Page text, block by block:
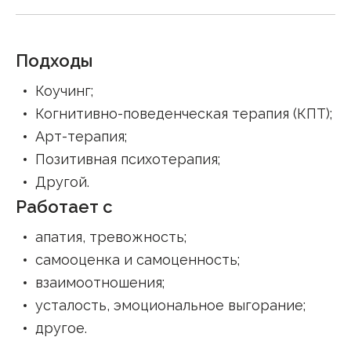
Подходы
Коучинг;
Когнитивно-поведенческая терапия (КПТ);
Арт-терапия;
Позитивная психотерапия;
Другой.
Работает с
апатия, тревожность;
самооценка и самоценность;
взаимоотношения;
усталость, эмоциональное выгорание;
другое.